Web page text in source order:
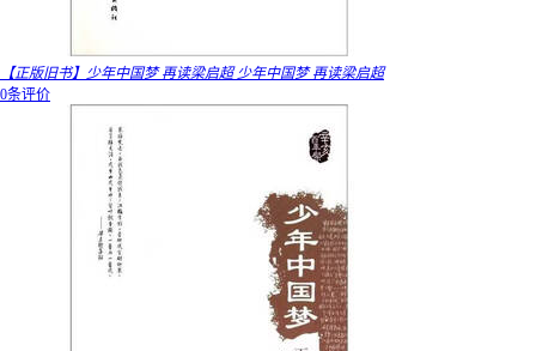
【正版旧书】少年中国梦 再读梁启超 少年中国梦 再读梁启超
0条评价